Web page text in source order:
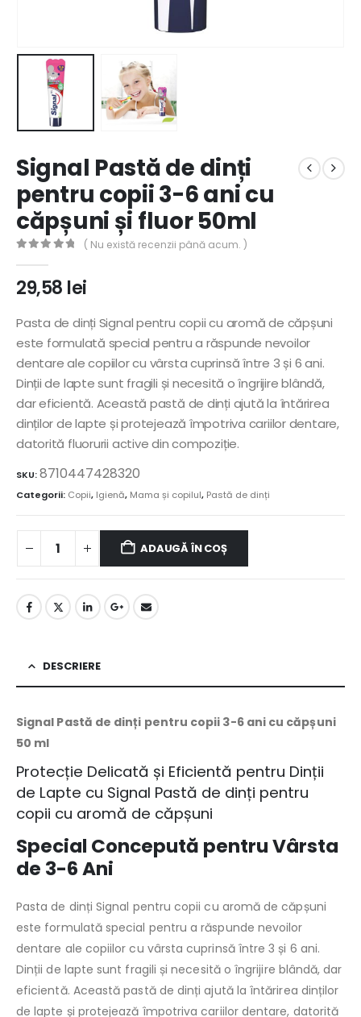
Signal Pastă de dinți
pentru copii 3-6 ani cu
căpșuni și fluor 50ml
( Nu există recenzii până acum. )
29,58 lei
Pasta de dinți Signal pentru copii cu aromă de căpșuni
este formulată special pentru a răspunde nevoilor
dentare ale copiilor cu vârsta cuprinsă între 3 și 6 ani.
Dinții de lapte sunt fragili și necesită o îngrijire blândă,
dar eficientă. Această pastă de dinți ajută la întărirea
dinților de lapte și protejează împotriva cariilor dentare,
datorită fluorurii active din compoziție.
SKU:8710447428320
Categorii: Copii, Igienă, Mama și copilul, Pastă de dinți
ADAUGĂ ÎN COȘ
DESCRIERE
Signal Pastă de dinți pentru copii 3-6 ani cu căpșuni
50 ml
Protecție Delicată și Eficientă pentru Dinții
de Lapte cu Signal Pastă de dinți pentru
copii cu aromă de căpșuni
Special Concepută pentru Vârsta
de 3-6 Ani
Pasta de dinți Signal pentru copii cu aromă de căpșuni
este formulată special pentru a răspunde nevoilor
dentare ale copiilor cu vârsta cuprinsă între 3 și 6 ani.
Dinții de lapte sunt fragili și necesită o îngrijire blândă, dar
eficientă. Această pastă de dinți ajută la întărirea dinților
de lapte și protejează împotriva cariilor dentare, datorită